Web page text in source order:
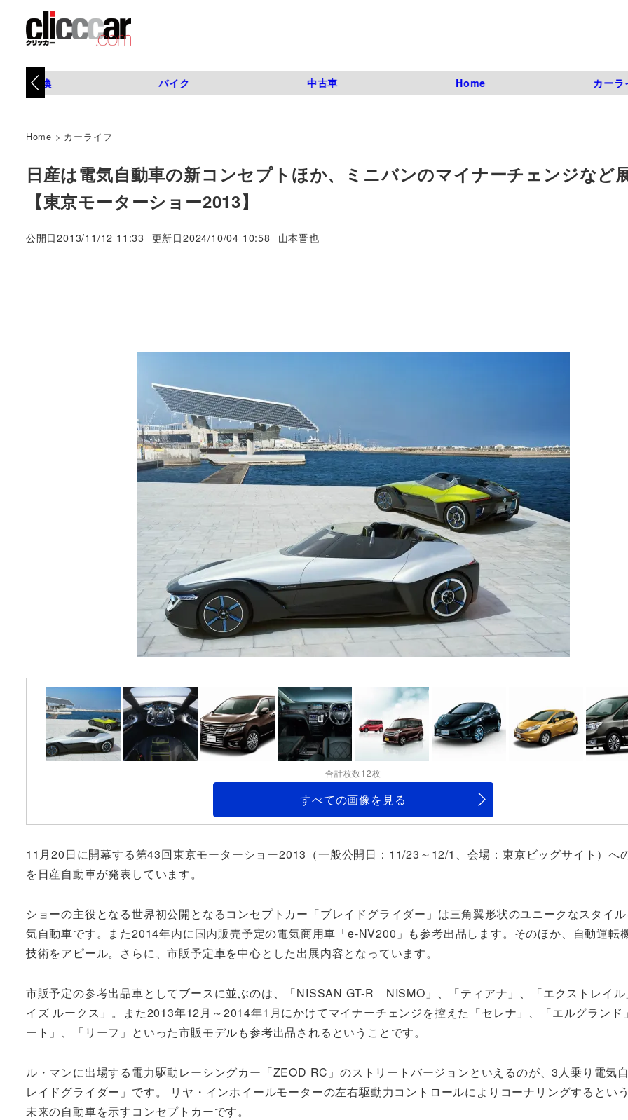
タイヤ交換 バイク 中古車 Home カーラ
Home > カーライフ
日産は電気自動車の新コンセプトほか、ミニバンのマイナーチェンジなど
【東京モーターショー2013】
公開日2013/11/12 11:33 更新日2024/10/04 10:58
著
山本晋也
合計枚数12枚
すべての画像を見る
11月20日に開幕する第43回東京モーターショー2013（一般公開日：11/23～12/1、会場：東京ビッグサイト）へ
を日産自動車が発表しています。
ショーの主役となる世界初公開となるコンセプトカー「ブレイドグライダー」は三角翼形状のユニークなスタイ
気自動車です。また2014年内に国内販売予定の電気商用車「e-NV200」も参考出品します。そのほか、自動運転
技術をアピール。さらに、市販予定車を中心とした出展内容となっています。
市販予定の参考出品車としてブースに並ぶのは、「NISSAN GT-R NISMO」、「ティアナ」、「エクストレイ
イズ ルークス」。また2013年12月～2014年1月にかけてマイナーチェンジを控えた「セレナ」、「エルグランド
ート」、「リーフ」といった市販モデルも参考出品されるということです。
ル・マンに出場する電力駆動レーシングカー「ZEOD RC」のストリートバージョンといえるのが、3人乗り電気
レイドグライダー」です。 リヤ・インホイールモーターの左右駆動力コントロールによりコーナリングするとい
未来の自動車を示すコンセプトカーです。